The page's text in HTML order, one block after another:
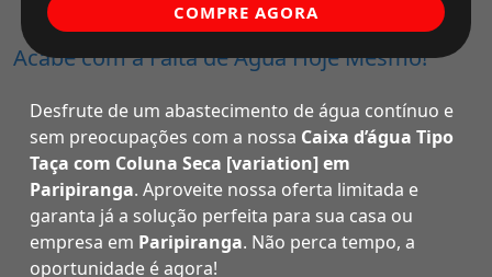
Acabe com a Falta de Água Hoje Mesmo!
Desfrute de um abastecimento de água contínuo e
sem preocupações com a nossa Caixa d’água Tipo
Taça com Coluna Seca [variation] em
Paripiranga. Aproveite nossa oferta limitada e
garanta já a solução perfeita para sua casa ou
empresa em Paripiranga. Não perca tempo, a
oportunidade é agora!
COMPRE AGORA